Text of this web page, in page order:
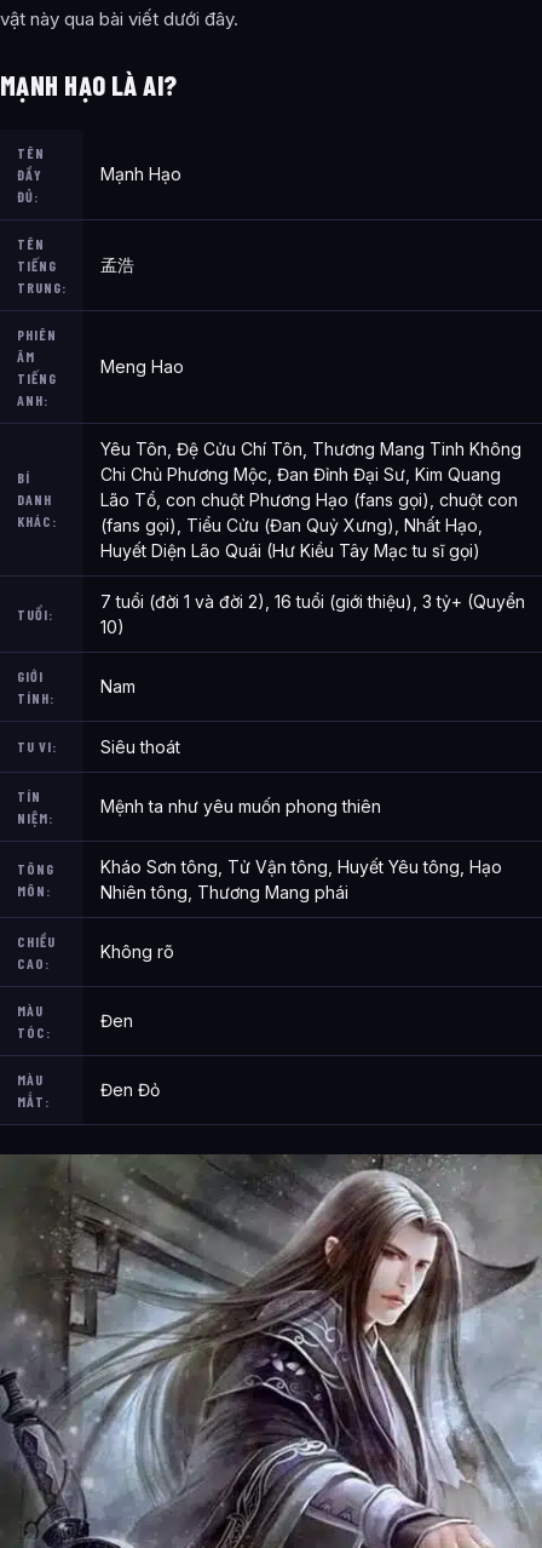
vật này qua bài viết dưới đây.
MẠNH HẠO LÀ AI?
TÊN
ĐẦY
ĐỦ:
Mạnh Hạo
TÊN
TIẾNG
TRUNG:
孟浩
PHIÊN
ÂM
TIẾNG
ANH:
Meng Hao
BÍ
DANH
KHÁC:
Yêu Tôn, Đệ Cửu Chí Tôn, Thương Mang Tinh Không
Chi Chủ Phương Mộc, Đan Đỉnh Đại Sư, Kim Quang
Lão Tổ, con chuột Phương Hạo (fans gọi), chuột con
(fans gọi), Tiểu Cửu (Đan Quỷ Xưng), Nhất Hạo,
Huyết Diện Lão Quái (Hư Kiều Tây Mạc tu sĩ gọi)
TUỔI:
7 tuổi (đời 1 và đời 2), 16 tuổi (giới thiệu), 3 tỷ+ (Quyển
10)
GIỚI
TÍNH:
Nam
TU VI: Siêu thoát
TÍN
NIỆM:
Mệnh ta như yêu muốn phong thiên
TÔNG
MÔN:
Kháo Sơn tông, Tử Vận tông, Huyết Yêu tông, Hạo
Nhiên tông, Thương Mang phái
CHIỀU
CAO:
Không rõ
MÀU
TÓC:
Đen
MÀU
MẮT:
Đen Đỏ